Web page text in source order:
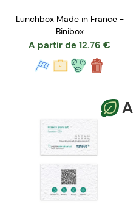
Lunchbox Made in France -
Binibox
A partir de 12.76 €
A